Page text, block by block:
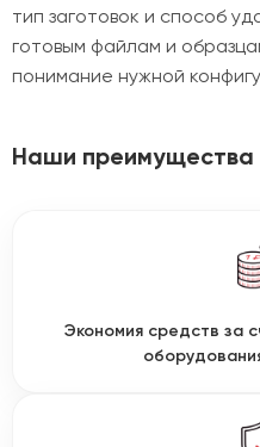
тип заготовок и способ
готовым файлам и
понимание нужной
Наши преимущества
Экономия средств за